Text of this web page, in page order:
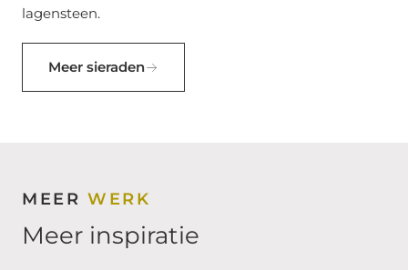
lagensteen.
Meer sieraden
MEERWERK
Meer inspiratie